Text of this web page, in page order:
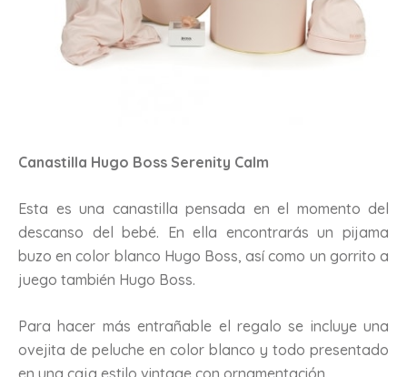
Canastilla Hugo Boss Serenity Calm
Esta es una canastilla pensada en el momento del
descanso del bebé. En ella encontrarás un pijama
buzo en color blanco Hugo Boss, así como un gorrito a
juego también Hugo Boss.
Para hacer más entrañable el regalo se incluye una
ovejita de peluche en color blanco y todo presentado
en una caja estilo vintage con ornamentación.